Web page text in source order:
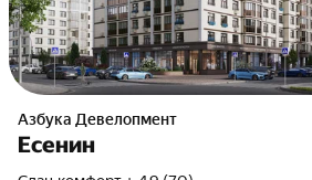
Азбука Девелопмент
Есенин